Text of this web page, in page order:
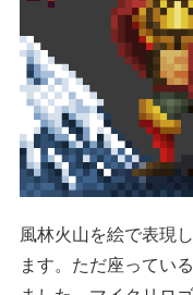
風林火山を絵で表現
ます。ただ座ってい